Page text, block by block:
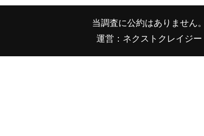
当調査に公約はありません。
運営：ネクストクレイジー